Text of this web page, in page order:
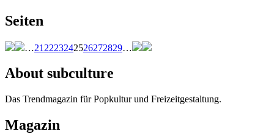
Seiten
…21 2223242526272829…
About subculture
Das Trendmagazin für Popkultur und Freizeitgestaltung.
Magazin